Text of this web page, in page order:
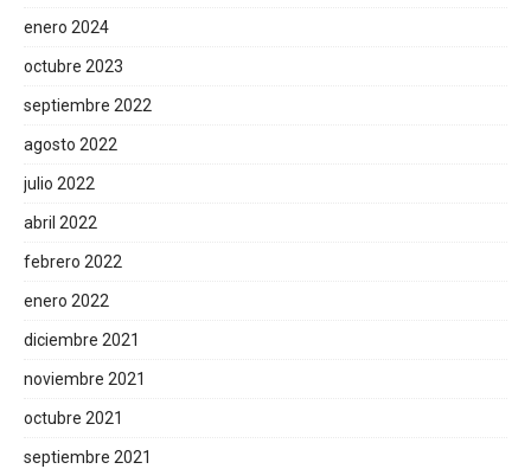
enero 2024
octubre 2023
septiembre 2022
agosto 2022
julio 2022
abril 2022
febrero 2022
enero 2022
diciembre 2021
noviembre 2021
octubre 2021
septiembre 2021